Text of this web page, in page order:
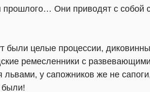
Они приводят с собой
были целые процессии,
ремесленники с
у сапожников же не
были!